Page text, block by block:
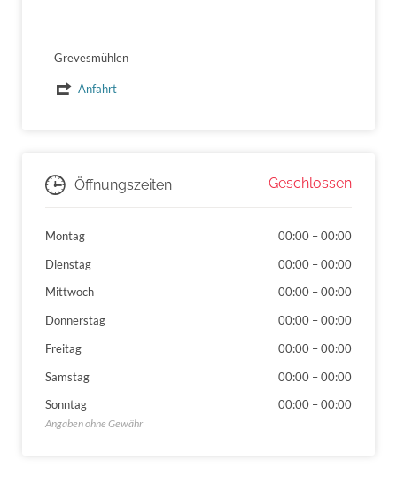
Grevesmühlen
Anfahrt
Öffnungszeiten Geschlossen
Montag 00:00 –00:00
Dienstag
00:00 –00:00
Mittwoch
00:00 –00:00
Donnerstag
00:00 –00:00
Freitag
00:00 –00:00
Samstag
00:00 –00:00
Sonntag
00:00 –00:00